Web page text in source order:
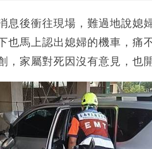
息後衝往現場，難過地說媳
也馬上認出媳婦的機車，痛
，家屬對死因沒有意見，也